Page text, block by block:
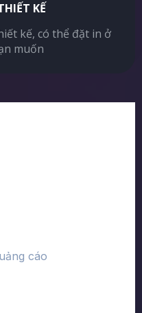
KẾ
kế, có thể đặt in ở
muốn